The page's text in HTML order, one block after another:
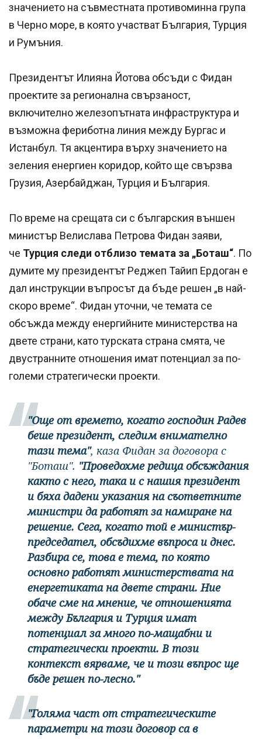
значението на съвместната противоминна група
в Черно море, в която участват България, Турция
и Румъния.
Президентът Илияна Йотова обсъди с Фидан
проектите за регионална свързаност,
включително железопътната инфраструктура и
възможна фериботна линия между Бургас и
Истанбул. Тя акцентира върху значението на
зеления енергиен коридор, който ще свързва
Грузия, Азербайджан, Турция и България.
По време на срещата си с българския външен
министър Велислава Петрова Фидан заяви,
че Турция следи отблизо темата за „Боташ“. По
думите му президентът Реджеп Тайип Ердоган е
дал инструкции въпросът да бъде решен „в най-
скоро време“. Фидан уточни, че темата се
обсъжда между енергийните министерства на
двете страни, като турската страна смята, че
двустранните отношения имат потенциал за по-
големи стратегически проекти.
"Още от времето, когато господин Радев
беше президент, следим внимателно
тази тема", каза Фидан за договора с
"Боташ". "Проведохме редица обсъждания
както с него, така и с нашия президент
и бяха дадени указания на съответните
министри да работят за намиране на
решение. Сега, когато той е министър-
председател, обсъдихме въпроса и днес.
Разбира се, това е тема, по която
основно работят министерствата на
енергетиката на двете страни. Ние
обаче сме на мнение, че отношенията
между България и Турция имат
потенциал за много по-мащабни и
стратегически проекти. В този
контекст вярваме, че и този въпрос ще
бъде решен по-лесно."
"Голяма част от стратегическите
параметри на този договор са в